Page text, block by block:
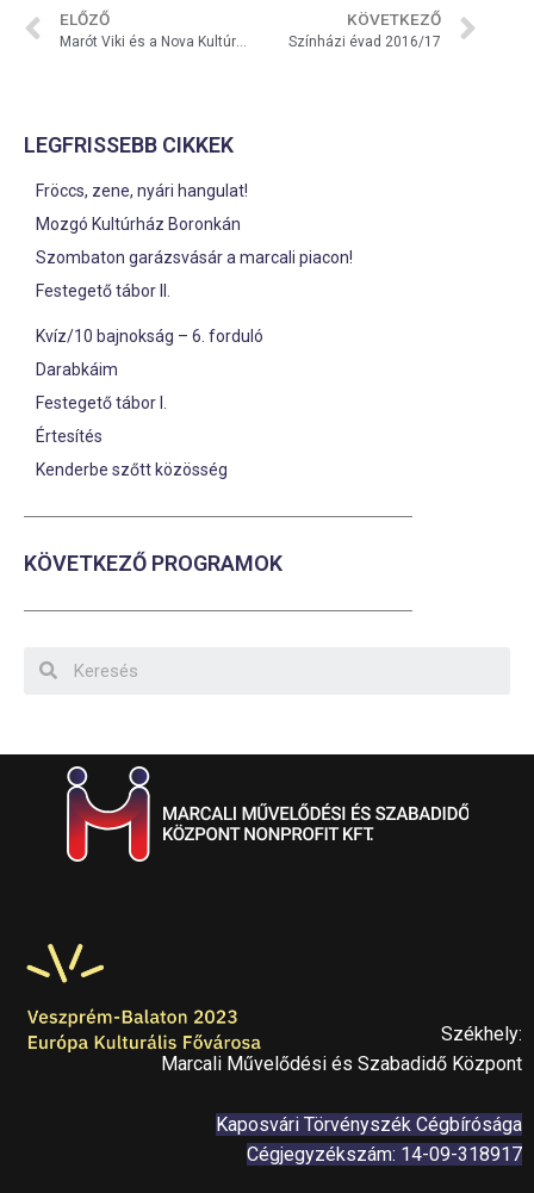
ELŐZŐ
Marót Viki és a Nova Kultúrzenekar
KÖVETKEZŐ
Színházi évad 2016/17
LEGFRISSEBB CIKKEK
Fröccs, zene, nyári hangulat!
Mozgó Kultúrház Boronkán
Szombaton garázsvásár a marcali piacon!
Festegető tábor II.
Kvíz/10 bajnokság – 6. forduló
Darabkáim
Festegető tábor I.
Értesítés
Kenderbe szőtt közösség
KÖVETKEZŐ PROGRAMOK
Székhely:
Marcali Művelődési és Szabadidő Központ
Kaposvári Törvényszék Cégbírósága
Cégjegyzékszám: 14-09-318917